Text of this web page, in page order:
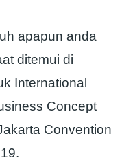
apapun anda
ditemui di
International
Concept
Convention